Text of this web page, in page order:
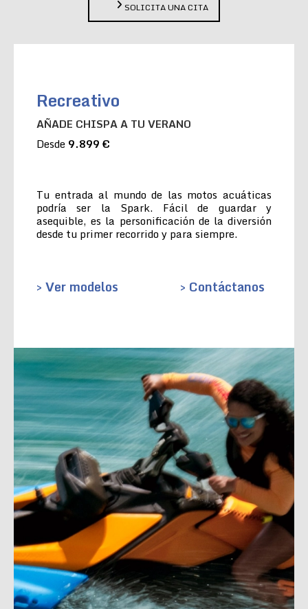
SOLICITA UNA CITA
Recreativo
AÑADE CHISPA A TU VERANO
Desde 9.899 €
Tu entrada al mundo de las motos acuáticas
podría ser la Spark. Fácil de guardar y
asequible, es la personificación de la diversión
desde tu primer recorrido y para siempre.
> Ver modelos > Contáctanos